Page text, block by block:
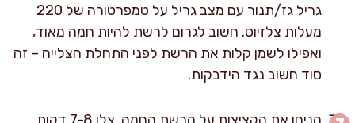
גריל גז/תנור עם מצב גריל על טמפרטורה של 220
מעלות צלזיוס. חשוב לגרום לרשת להיות חמה מאוד,
ואפילו לשמן קלות את הרשת לפני התחלת הצלייה – זה
סוד חשוב נגד הידבקות.